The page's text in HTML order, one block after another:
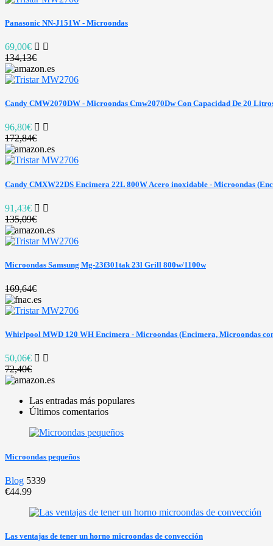
Panasonic NN-J151W - Microondas
69,00€
134,13€
Candy CMW2070DW - Microondas Cmw2070Dw Con Capacidad De 20
96,80€
172,84€
Candy CMXW22DS Encimera 22L 800W Acero inoxidable - Microondas
91,43€
135,09€
Microondas Samsung Mg-23f301tak 23l Grill 800w/1100w
169,64€
Whirlpool MWD 120 WH Encimera - Microondas (Encimera, Microondas
50,06€
72,40€
Las entradas más populares
Últimos comentarios
Microondas pequeños
Blog 5339
€44.99
Las ventajas de tener un horno microondas de convección